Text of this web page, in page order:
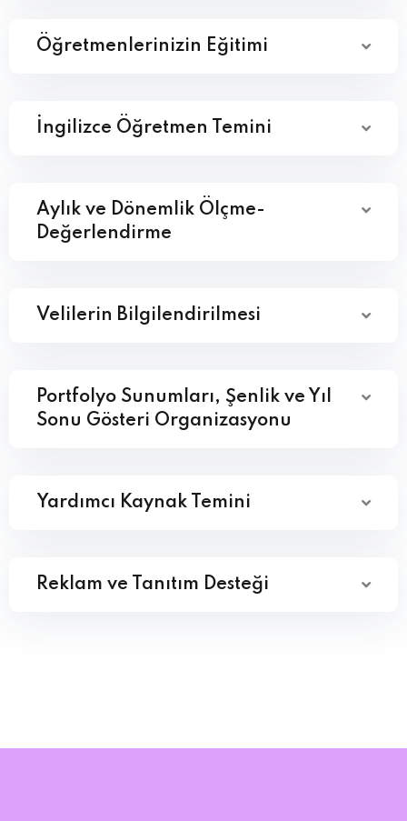
Öğretmenlerinizin Eğitimi
İngilizce Öğretmen Temini
Aylık ve Dönemlik Ölçme-
Değerlendirme
Velilerin Bilgilendirilmesi
Portfolyo Sunumları, Şenlik ve Yıl
Sonu Gösteri Organizasyonu
Yardımcı Kaynak Temini
Reklam ve Tanıtım Desteği